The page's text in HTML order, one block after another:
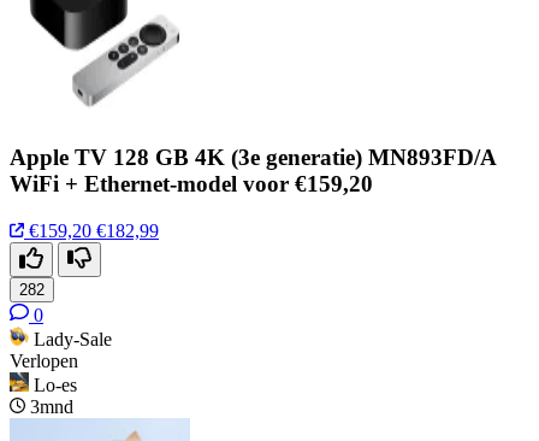
Apple TV 128 GB 4K (3e generatie) MN893FD/A
WiFi + Ethernet-model voor €159,20
€159,20 €182,99
282
0
Lady-Sale
Verlopen
Lo-es
3mnd